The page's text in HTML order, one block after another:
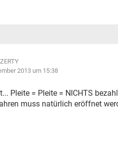
2013 um 15:38
Pleite = Pleite = NICHTS
muss natürlich eröffnet